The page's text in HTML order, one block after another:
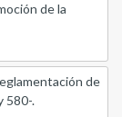
de la
de
580-.